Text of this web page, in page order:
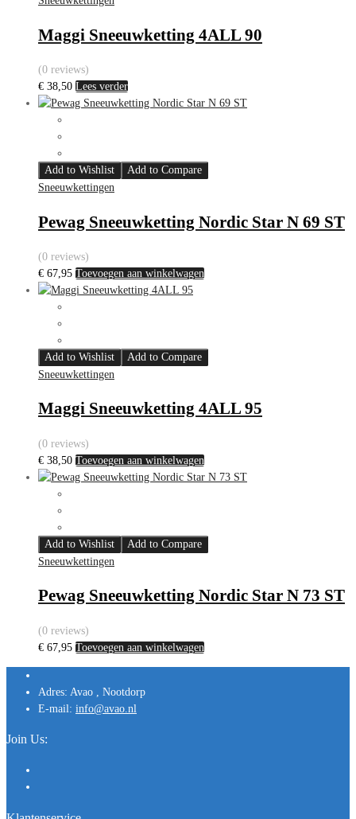
Maggi Sneeuwketting 4ALL 90
(0 reviews)
€ 38,50 Lees verder
Add to Wishlist
Add to Compare
Sneeuwkettingen
Pewag Sneeuwketting Nordic Star N 69 ST
(0 reviews)
€ 67,95 Toevoegen aan winkelwagen
Add to Wishlist
Add to Compare
Sneeuwkettingen
Maggi Sneeuwketting 4ALL 95
(0 reviews)
€ 38,50 Toevoegen aan winkelwagen
Add to Wishlist
Add to Compare
Sneeuwkettingen
Pewag Sneeuwketting Nordic Star N 73 ST
(0 reviews)
€ 67,95 Toevoegen aan winkelwagen
Adres: Avao , Nootdorp
E-mail: info@avao.nl
Join Us: